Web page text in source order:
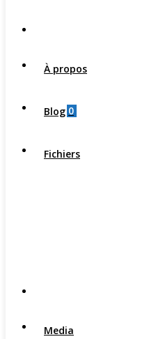
À propos
Blog 0
Fichiers
Media